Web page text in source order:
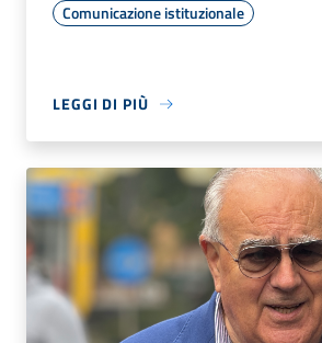
Comunicazione istituzionale
LEGGI DI PIÙ